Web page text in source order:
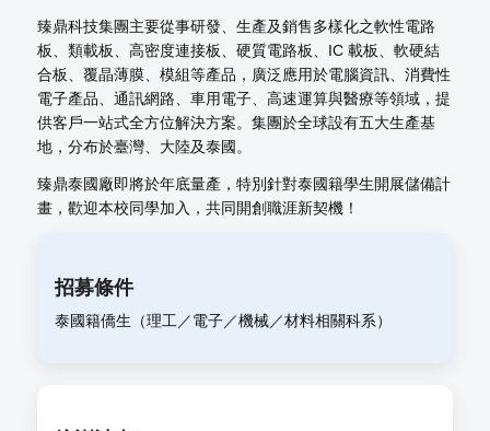
臻鼎科技集團主要從事研發、生產及銷售多樣化之軟性電路
板、類載板、高密度連接板、硬質電路板、IC 載板、軟硬結
合板、覆晶薄膜、模組等產品，廣泛應用於電腦資訊、消費性
電子產品、通訊網路、車用電子、高速運算與醫療等領域，提
供客戶一站式全方位解決方案。集團於全球設有五大生產基
地，分布於臺灣、大陸及泰國。
臻鼎泰國廠即將於年底量產，特別針對泰國籍學生開展儲備計
畫，歡迎本校同學加入，共同開創職涯新契機！
招募條件
泰國籍僑生（理工／電子／機械／材料相關科系）